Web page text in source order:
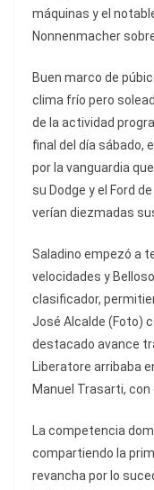
máquinas y el
Nonnenmacher
Buen marco de
clima frío pero
de la actividad
final del día sábado,
por la vanguardia
su Dodge y el Ford
verían diezmadas
Saladino empezó a
velocidades y
clasificador,
José Alcalde (Foto)
destacado avance
Liberatore arribaba
Manuel Trasarti,
La competencia
compartiendo la
revancha por lo